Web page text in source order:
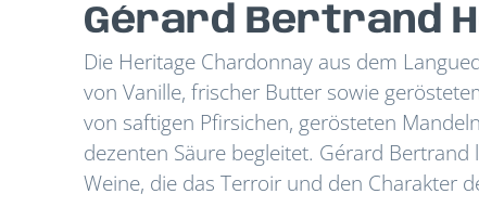
Gérard Bertrand
Die Heritage Chardonnay aus dem
von Vanille, frischer Butter sowie
von saftigen Pfirsichen, gerösteten
dezenten Säure begleitet. Gérard
Weine, die das Terroir und den Charakter